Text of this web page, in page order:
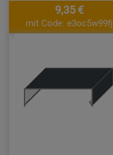
9,35 €
mit Code: e3oc5w99fj